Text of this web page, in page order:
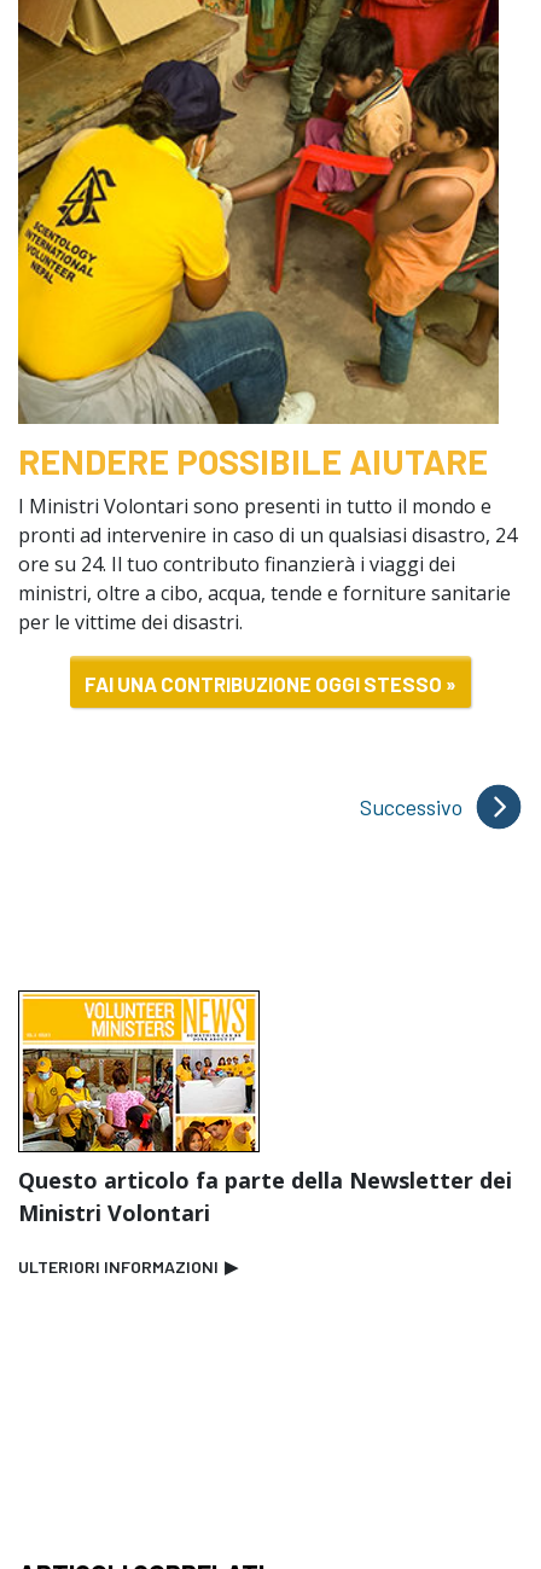
RENDERE POSSIBILE AIUTARE
I Ministri Volontari sono presenti in tutto il mondo e
pronti ad intervenire in caso di un qualsiasi disastro, 24
ore su 24. Il tuo contributo finanzierà i viaggi dei
ministri, oltre a cibo, acqua, tende e forniture sanitarie
per le vittime dei disastri.
FAI UNA CONTRIBUZIONE OGGI STESSO »
Successivo
Questo articolo fa parte della Newsletter dei
Ministri Volontari
ULTERIORI INFORMAZIONI ▶